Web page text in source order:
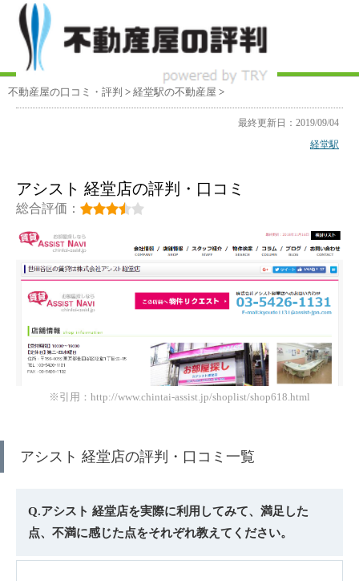
不動産屋の口コミ・評判 > 経堂駅の不動産屋 >
最終更新日：2019/09/04
経堂駅
アシスト 経堂店の評判・口コミ
総合評価：
※引用：http://www.chintai-assist.jp/shoplist/shop618.html
アシスト 経堂店の評判・口コミ一覧
Q.アシスト 経堂店を実際に利用してみて、満足した
点、不満に感じた点をそれぞれ教えてください。